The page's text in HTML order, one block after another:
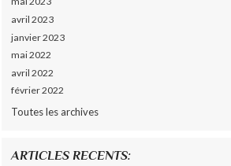
avril 2023
janvier 2023
mai 2022
avril 2022
février 2022
Toutes les archives
ARTICLES RECENTS: